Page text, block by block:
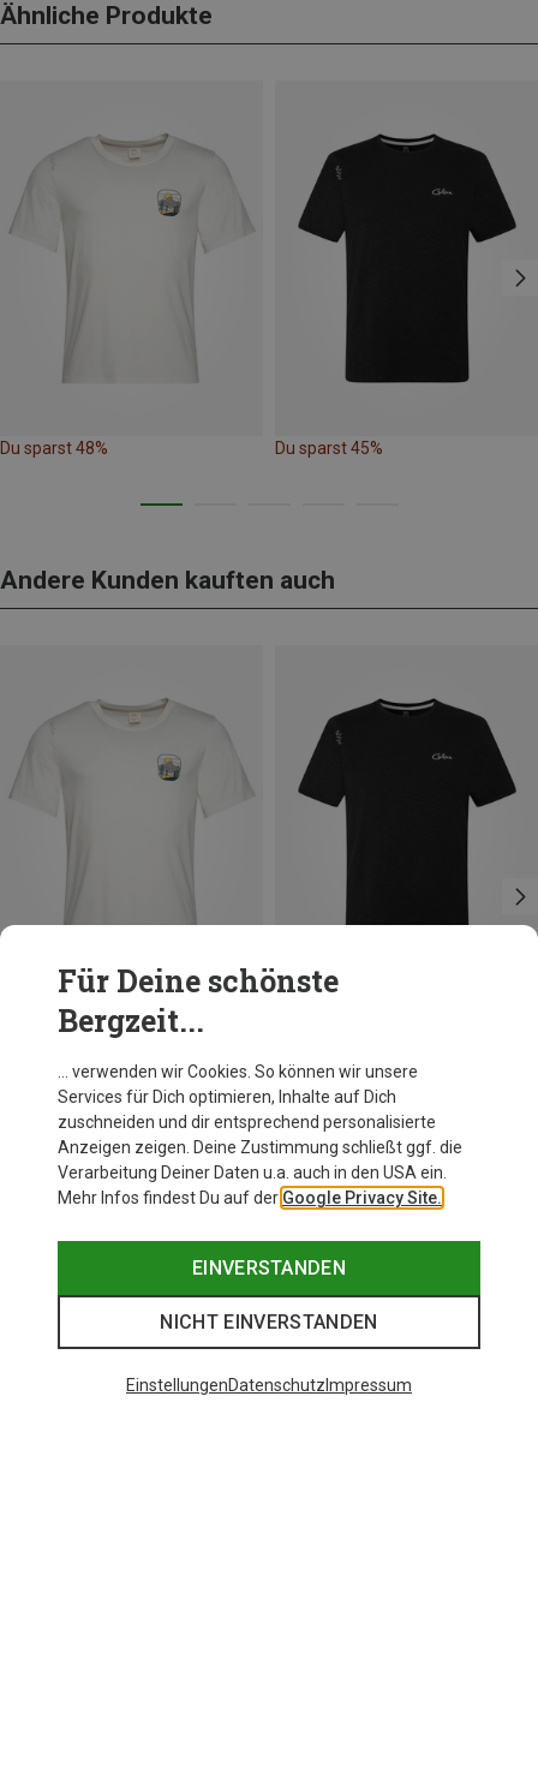
Ähnliche Produkte
Du sparst 48% Du sparst 45%
Andere Kunden kauften auch
Du sparst 48%
Für Deine schönste
Bergzeit...
… verwenden wir Cookies. So können wir unsere
Services für Dich optimieren, Inhalte auf Dich
zuschneiden und dir entsprechend personalisierte
Anzeigen zeigen. Deine Zustimmung schließt ggf. die
Verarbeitung Deiner Daten u.a. auch in den USA ein.
Mehr Infos findest Du auf der Google Privacy Site.
EINVERSTANDEN
NICHT EINVERSTANDEN
EinstellungenDatenschutz Impressum